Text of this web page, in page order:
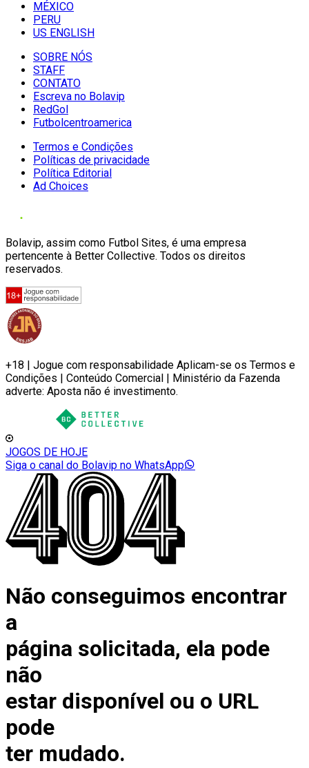
MÉXICO
PERU
US ENGLISH
SOBRE NÓS
STAFF
CONTATO
Escreva no Bolavip
RedGol
Futbolcentroamerica
Termos e Condições
Políticas de privacidade
Política Editorial
Ad Choices
Bolavip, assim como Futbol Sites, é uma empresa
pertencente à Better Collective. Todos os direitos
reservados.
+18 | Jogue com responsabilidade Aplicam-se os Termos e
Condições | Conteúdo Comercial | Ministério da Fazenda
adverte: Aposta não é investimento.
JOGOS DE HOJE
Siga o canal do Bolavip no WhatsApp
Não conseguimos encontrar
a
página solicitada, ela pode
não
estar disponível ou o URL
pode
ter mudado.